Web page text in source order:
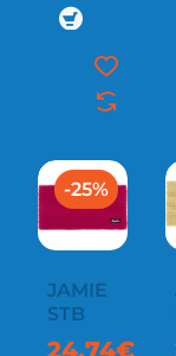
-25%
JAMIE
STB
24,74€